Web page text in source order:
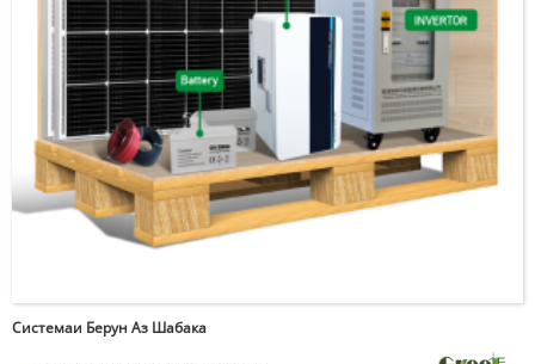
Системаи Берун Аз Шабака